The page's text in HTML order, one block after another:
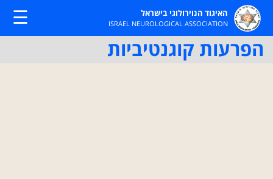
האיגוד הנוירולוגי בישראל
ISRAEL NEUROLOGICAL ASSOCIATION
☰
הפרעות קוגנטיביות